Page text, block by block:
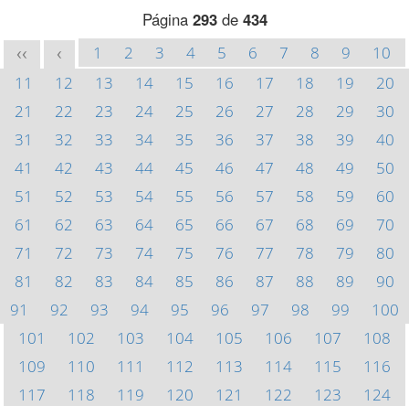
Página 293de 434
<< < 1 2 3 4 5 6 7 8 9
10
11
12 13 14 15 16 17 18 19
20
21
22 23 24 25 26 27 28 29
30
31
32 33 34 35 36 37 38 39
40
41
42 43 44 45 46 47 48 49
50
51
52 53 54 55 56 57 58 59
60
61
62 63 64 65 66 67 68 69
70
71
72 73 74 75 76 77 78 79
80
81
82 83 84 85 86 87 88 89
90
91
92 93 94 95 96 97 98 99
100
101
102 103 104 105 106 107
108
109
110 111 112 113 114 115
116
117
118 119 120 121 122 123
124